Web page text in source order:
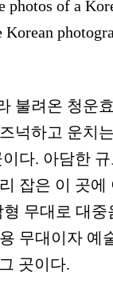
photos of a
불려온 청운
넉하고 운치
이다. 아담한
잡은 이 곳
무대로 대중
무대이자 예
곳이다.